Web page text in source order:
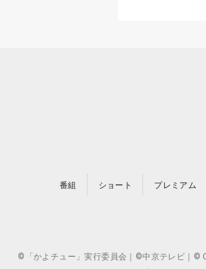
番組 ショート プレミアム
©「かよチュー」実行委員会｜©中京テレビ｜©